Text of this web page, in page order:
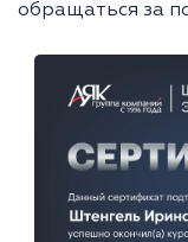
обращаться за